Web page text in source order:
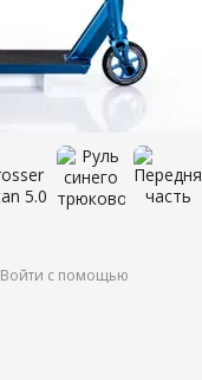
Войти с помощью